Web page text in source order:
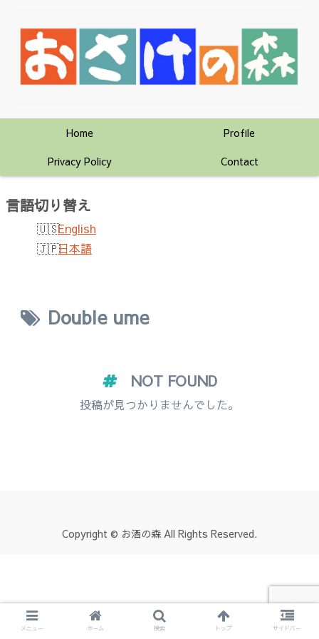
Home
Profile
Privacy Policy
Contact
言語切り替え
English
日本語
Double ume
NOT FOUND
投稿が見つかりませんでした。
Copyright © お酒の森 All Rights Reserved.
メニュー ホーム 検索 トップ サイドバー